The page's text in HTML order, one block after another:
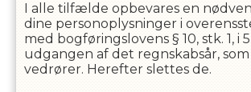
I alle tilfælde opbevares en
dine personoplysninger i
med bogføringslovens § 10, stk. 1, i
udgangen af det regnskabsår,
vedrører. Herefter slettes de.